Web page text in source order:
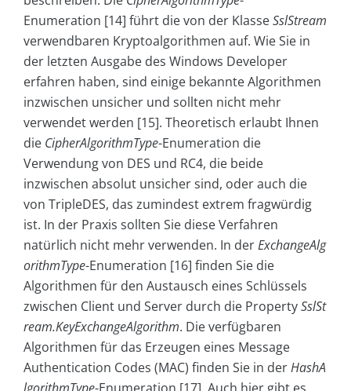
Enumeration [14] führt die von der KlasseSslStream
verwendbaren Kryptoalgorithmen auf. Wie Sie in
der letzten Ausgabe des Windows Developer
erfahren haben, sind einige bekannte Algorithmen
inzwischen unsicher und sollten nicht mehr
verwendet werden [15]. Theoretisch erlaubt Ihnen
die CipherAlgorithmType-Enumeration die
Verwendung von DES und RC4, die beide
inzwischen absolut unsicher sind, oder auch die
von TripleDES, das zumindest extrem fragwürdig
ist. In der Praxis sollten Sie diese Verfahren
natürlich nicht mehr verwenden. In derExchangeAlg
orithmType-Enumeration [16] finden Sie die
Algorithmen für den Austausch eines Schlüssels
zwischen Client und Server durch die PropertySslSt
ream.KeyExchangeAlgorithm. Die verfügbaren
Algorithmen für das Erzeugen eines Message
Authentication Codes (MAC) finden Sie in derHashA